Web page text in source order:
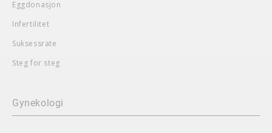
Eggdonasjon
Infertilitet
Suksessrate
Steg for steg
Gynekologi